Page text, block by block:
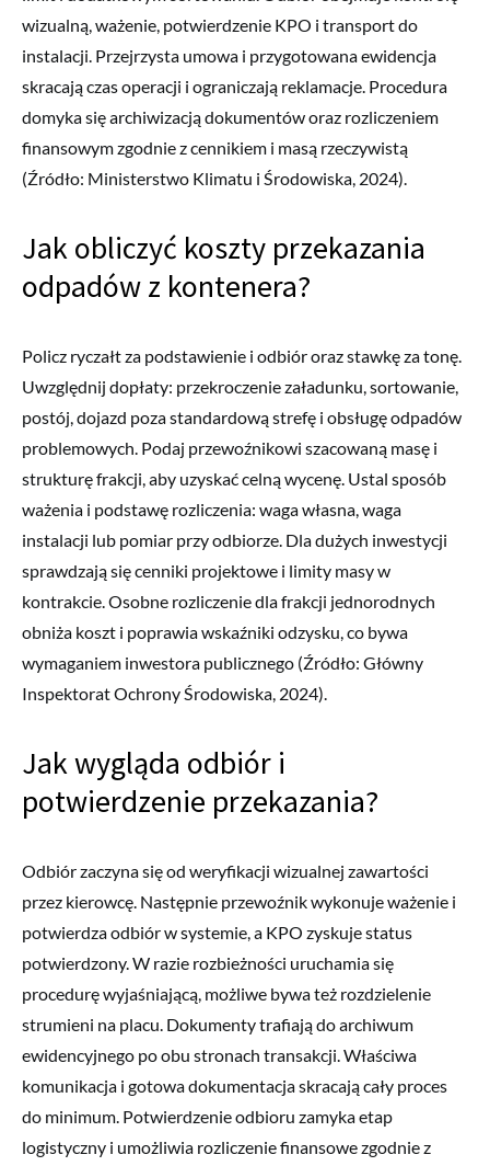
wizualną, ważenie, potwierdzenie KPO i transport do
instalacji. Przejrzysta umowa i przygotowana ewidencja
skracają czas operacji i ograniczają reklamacje. Procedura
domyka się archiwizacją dokumentów oraz rozliczeniem
finansowym zgodnie z cennikiem i masą rzeczywistą
(Źródło: Ministerstwo Klimatu i Środowiska, 2024).
Jak obliczyć koszty przekazania
odpadów z kontenera?
Policz ryczałt za podstawienie i odbiór oraz stawkę za tonę.
Uwzględnij dopłaty: przekroczenie załadunku, sortowanie,
postój, dojazd poza standardową strefę i obsługę odpadów
problemowych. Podaj przewoźnikowi szacowaną masę i
strukturę frakcji, aby uzyskać celną wycenę. Ustal sposób
ważenia i podstawę rozliczenia: waga własna, waga
instalacji lub pomiar przy odbiorze. Dla dużych inwestycji
sprawdzają się cenniki projektowe i limity masy w
kontrakcie. Osobne rozliczenie dla frakcji jednorodnych
obniża koszt i poprawia wskaźniki odzysku, co bywa
wymaganiem inwestora publicznego (Źródło: Główny
Inspektorat Ochrony Środowiska, 2024).
Jak wygląda odbiór i
potwierdzenie przekazania?
Odbiór zaczyna się od weryfikacji wizualnej zawartości
przez kierowcę. Następnie przewoźnik wykonuje ważenie i
potwierdza odbiór w systemie, a KPO zyskuje status
potwierdzony. W razie rozbieżności uruchamia się
procedurę wyjaśniającą, możliwe bywa też rozdzielenie
strumieni na placu. Dokumenty trafiają do archiwum
ewidencyjnego po obu stronach transakcji. Właściwa
komunikacja i gotowa dokumentacja skracają cały proces
do minimum. Potwierdzenie odbioru zamyka etap
logistyczny i umożliwia rozliczenie finansowe zgodnie z